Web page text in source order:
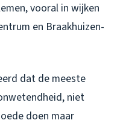
vooral in wijken
en Braakhuizen-
dat de meeste
niet
doen maar